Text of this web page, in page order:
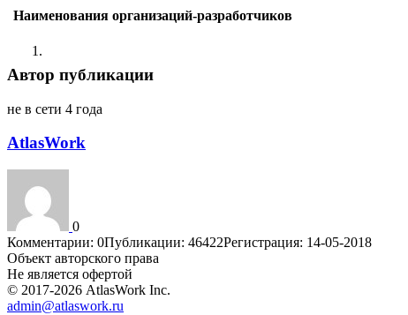
Наименования организаций-разработчиков
1.
Автор публикации
не в сети 4 года
AtlasWork
0
Комментарии: 0Публикации: 46422Регистрация: 14-05-2018
Объект авторского права
Не является офертой
© 2017-2026 AtlasWork Inc.
admin@atlaswork.ru